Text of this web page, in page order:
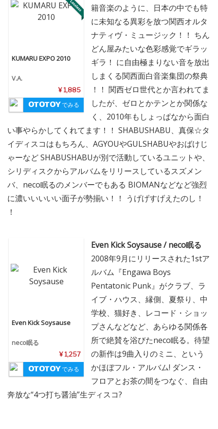
KUMARU EXPO 2010
V.A.
¥ 1,885
でみる
籍音楽のように、日本の中でも特
に未知なる異彩を放つ関西オルタ
ナティヴ・ミュージック！！ ちん
どん屋みたいな色彩感覚でギラッ
ギラ！ に自由極まりない音を放出
しまくる関西面白音楽集団の祭典
！！ 関西ゼロ世代とか言われてま
したが、ゼロとかテンとか関係な
く、2010年もしょっぱなから面白
い事やらかしてくれてます！！ SHABUSHABU、真保☆タ
イディスコはもちろん、AGYOUやGULSHABUやおばけじ
ゃーなど SHABUSHABUが別で活動しているユニットや、
シリディスクからアルバムをリリースしているスズメン
バ、neco眠るのメンバーでもある BIOMANなどなど強烈
に濃いいいいい面子が勢揃い！！ うげげすげえたのし！
！
Even Kick Soysause
neco眠る
¥ 1,257
でみる
Even Kick Soysause / neco眠る
2008年9月にリリースされた1stア
ルバム『Engawa Boys
Pentatonic Punk』がクラブ、ラ
イブ・ハウス、縁側、夏祭り、中
学校、猫好き、レコード・ショッ
プさんなどなど、あらゆる関係各
所で絶賛を浴びたneco眠る。待望
の新作は9曲入りのミニ、という
かほぼフル・アルバム! ダンス・
フロアとお茶の間をつなぐ、自由
奔放な“4つ打ち醤油”生ディスコ?